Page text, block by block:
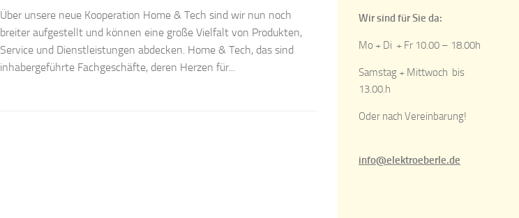
Über unsere neue Kooperation Home & Tech sind wir nun noch
breiter aufgestellt und können eine große Vielfalt von Produkten,
Service und Dienstleistungen abdecken. Home & Tech, das sind
inhabergeführte Fachgeschäfte, deren Herzen für...
Wir sind für Sie da:
Mo + Di + Fr 10.00 – 18.00h
Samstag + Mittwoch bis
13.00.h
Oder nach Vereinbarung!
info@elektroeberle.de